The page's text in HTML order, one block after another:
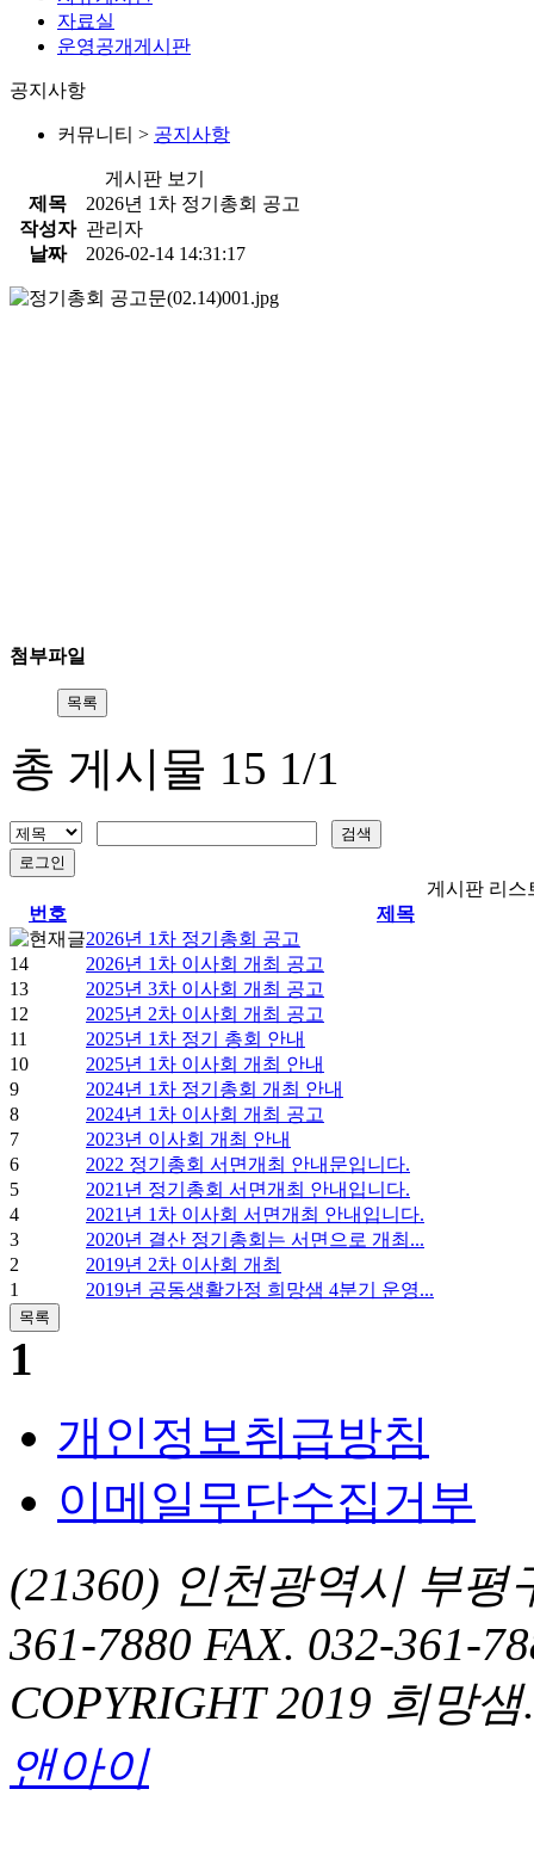
자료실
운영공개게시판
공지사항
커뮤니티 > 공지사항
게시판 보기
제목
2026년 1차 정기총회 공고
작성자 관리자
날짜
2026-02-14 14:31:17
첨부파일
총 게시물 15 1/1
게시판 리스
번호
제목
2026년 1차 정기총회 공고
14
2026년 1차 이사회 개최 공고
13
2025년 3차 이사회 개최 공고
12
2025년 2차 이사회 개최 공고
11
2025년 1차 정기 총회 안내
10
2025년 1차 이사회 개최 안내
9
2024년 1차 정기총회 개최 안내
8
2024년 1차 이사회 개최 공고
7
2023년 이사회 개최 안내
6
2022 정기총회 서면개최 안내문입니다.
5
2021년 정기총회 서면개최 안내입니다.
4
2021년 1차 이사회 서면개최 안내입니다.
3
2020년 결산 정기총회는 서면으로 개최...
2
2019년 2차 이사회 개최
1
2019년 공동생활가정 희망샘 4분기 운영...
1
개인정보취급방침
이메일무단수집거부
(21360) 인천광역시 부평
361-7880 FAX. 032-361-
COPYRIGHT 2019 희망
앤아이